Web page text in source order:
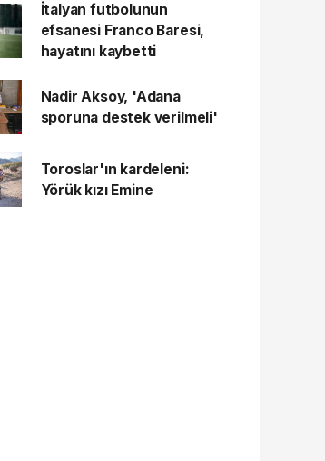
İtalyan futbolunun
efsanesi Franco Baresi,
hayatını kaybetti
Nadir Aksoy, 'Adana
sporuna destek verilmeli'
Toroslar'ın kardeleni:
Yörük kızı Emine